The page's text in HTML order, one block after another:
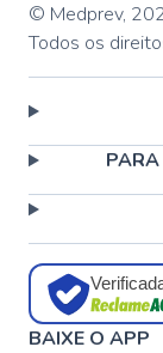
© Medprev,
Todos os
BAIXE O APP